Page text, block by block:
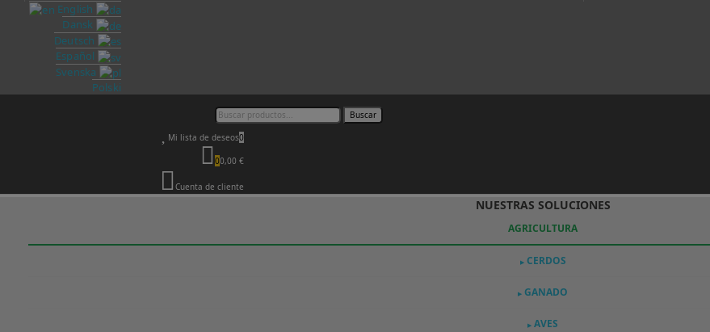
English
Dansk
Deutsch
Español
Svenska
Polski
Buscar
Mi lista de deseos0
00,00 €
Cuenta de cliente
NUESTRAS SOLUCIONES
AGRICULTURA
▶ CERDOS
▶ GANADO
▶ AVES